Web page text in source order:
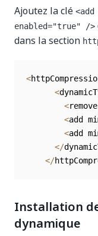
Ajoutez la clé
enabled="true" />
dans la section
<
<
<
<add
<add
</
</
Installation
dynamique